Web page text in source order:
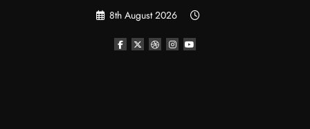
8th August 2026